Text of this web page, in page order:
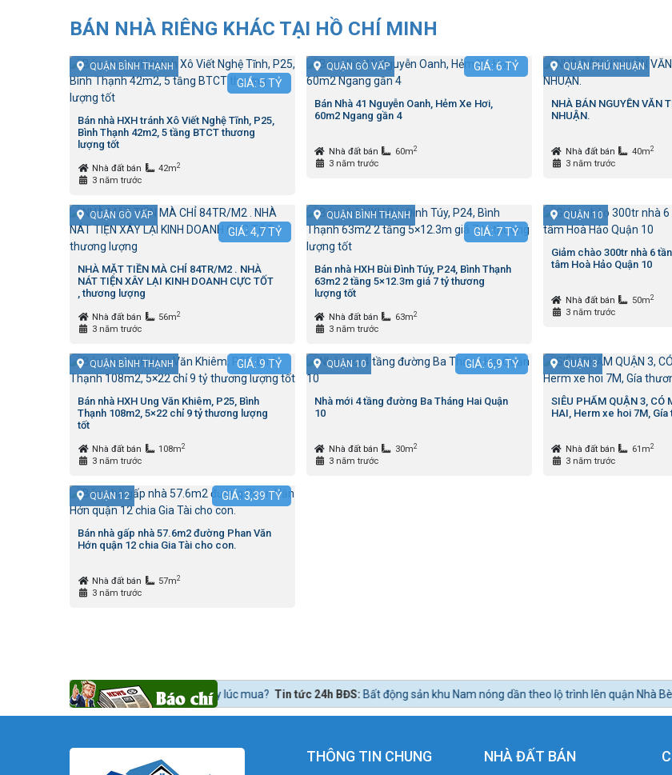
BÁN NHÀ RIÊNG KHÁC TẠI HỒ CHÍ MINH
QUẬN BÌNH THẠNH
GIÁ:5 TỶ
Bán nhà HXH tránh Xô Viết Nghệ Tĩnh, P25,
Bình Thạnh 42m2, 5 tầng BTCT thương
lượng tốt
Nhà đất bán 42m2
3 năm trước
QUẬN GÒ VẤP GIÁ:6TỶ
Bán Nhà 41 Nguyễn Oanh, Hẻm Xe Hơi,
60m2 Ngang gần 4
Nhà đất bán 60m2
3 năm trước
QUẬN PHÚ NHUẬN
NHÀ BÁN NGUYỄN VĂN
NHUẬN.
Nhà đất bán 40m2
3 năm trước
QUẬN GÒ VẤP
GIÁ:4,7TỶ
NHÀ MẶT TIỀN MÀ CHỈ 84TR/M2 . NHÀ
NÁT TIỆN XÂY LẠI KINH DOANH CỰC TỐT
, thương lượng
Nhà đất bán 56m2
3 năm trước
QUẬN BÌNH THẠNH
GIÁ:7TỶ
Bán nhà HXH Bùi Đình Túy, P24, Bình Thạnh
63m2 2 tầng 5×12.3m giá 7 tỷ thương
lượng tốt
Nhà đất bán 63m2
3 năm trước
QUẬN 10
Giảm chào 300tr nhà 6
tâm Hoà Hảo Quận 10
Nhà đất bán 50m2
3 năm trước
QUẬN BÌNH THẠNH GIÁ:9TỶ
Bán nhà HXH Ung Văn Khiêm, P25, Bình
Thạnh 108m2, 5×22 chỉ 9 tỷ thương lượng
tốt
Nhà đất bán 108m2
3 năm trước
QUẬN 10 GIÁ:6,9TỶ
Nhà mới 4 tầng đường Ba Tháng Hai Quận
10
Nhà đất bán 30m2
3 năm trước
QUẬN 3
SIÊU PHẨM QUẬN 3, CÓ
HAI, Herm xe hoi 7M,
Nhà đất bán 61m2
3 năm trước
QUẬN 12 GIÁ: 3,39TỶ
Bán nhà gấp nhà 57.6m2 đường Phan Văn
Hớn quận 12 chia Gia Tài cho con.
Nhà đất bán 57m2
3 năm trước
mua bất động sản lời ngay lúc mua? Tin tức 24h BĐS:Bất động sản khu Nam nóng dần theo lộ trình lên quận Nhà Bè.
THÔNG TIN CHUNG NHÀ ĐẤT BÁN